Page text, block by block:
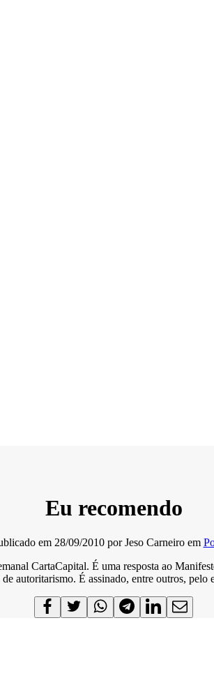
Eu recomendo
em 28/09/2010 porJeso Carneiro em
CartaCapital. É uma resposta ao
autoritarismo. É assinado, entre outros,